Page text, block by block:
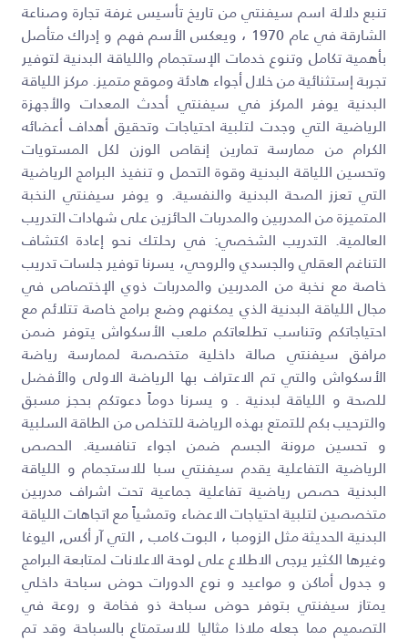
تنبع دلالة اسم سيفنتي من تاريخ تأسيس غرفة تجارة وصناعة
الشارقة في عام 1970 ، ويعكس الأسم فهم و إدراك متأصل
بأهمية تكامل وتنوع خدمات الإستجمام واللياقة البدنية لتوفير
تجربة إستثنائية من خلال أجواء هادئة وموقع متميز. مركز اللياقة
البدنية يوفر المركز في سيفنتي أحدث المعدات والأجهزة
الرياضية التي وجدت لتلبية احتياجات وتحقيق أهداف أعضائه
الكرام من ممارسة تمارين إنقاص الوزن لكل المستويات
وتحسين اللياقة البدنية وقوة التحمل و تنفيذ البرامج الرياضية
التي تعزز الصحة البدنية والنفسية. و يوفر سيفنتي النخبة
المتميزة من المدربين والمدربات الحائزين على شهادات التدريب
العالمية. التدريب الشخصي: في رحلتك نحو إعادة اكتشاف
التناغم العقلي والجسدي والروحي، يسرنا توفير جلسات تدريب
خاصة مع نخبة من المدربين والمدربات ذوي الإختصاص في
مجال اللياقة البدنية الذي يمكنهم وضع برامج خاصة تتلائم مع
احتياجاتكم وتناسب تطلعاتكم ملعب الأسكواش يتوفر ضمن
مرافق سيفنتي صالة داخلية متخصصة لممارسة رياضة
الأسكواش والتي تم الاعتراف بها الرياضة الاولى والأفضل
للصحة و اللياقة لبدنية . و يسرنا دوماً دعوتكم بحجز مسبق
والترحيب بكم للتمتع بهذه الرياضة للتخلص من الطاقة السلبية
و تحسين مرونة الجسم ضمن اجواء تنافسية. الحصص
الرياضية التفاعلية يقدم سيفنتي سبا للاستجمام و اللياقة
البدنية حصص رياضية تفاعلية جماعية تحت اشراف مدربين
متخصصين لتلبية احتياجات الاعضاء وتمشياً مع اتجاهات اللياقة
البدنية الحديثة مثل الزومبا ، البوت كامب , التي آر أكس, اليوغا
وغيرها الكثير يرجى الاطلاع على لوحة الاعلانات لمتابعة البرامج
و جدول أماكن و مواعيد و نوع الدورات حوض سباحة داخلي
يمتاز سيفنتي بتوفر حوض سباحة ذو فخامة و روعة في
التصميم مما جعله ملاذا مثاليا للاستمتاع بالسباحة وقد تم